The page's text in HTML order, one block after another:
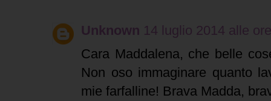
Unknown 14 luglio 2014 alle
Cara Maddalena, che belle
Non oso immaginare quanto
mie farfalline! Brava Madda,